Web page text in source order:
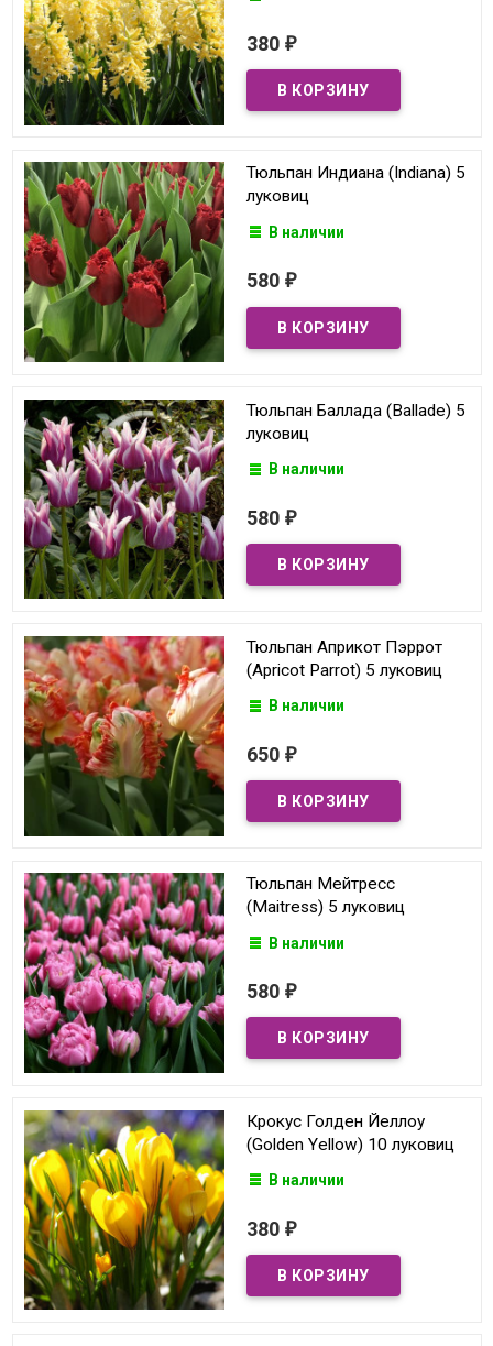
380 ₽
Тюльпан Индиана (Indiana) 5
луковиц
В наличии
580 ₽
Тюльпан Баллада (Ballade) 5
луковиц
В наличии
580 ₽
Тюльпан Априкот Пэррот
(Apricot Parrot) 5 луковиц
В наличии
650 ₽
Тюльпан Мейтресс
(Maitress) 5 луковиц
В наличии
580 ₽
Крокус Голден Йеллоу
(Golden Yellow) 10 луковиц
В наличии
380 ₽